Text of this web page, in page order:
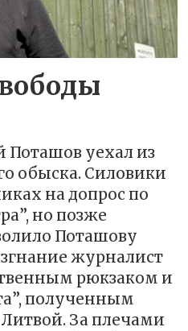
Поташов уехал из
обыска. Силовики
на допрос по
но позже
Поташову
журналист
рюкзаком и
полученным
За плечами